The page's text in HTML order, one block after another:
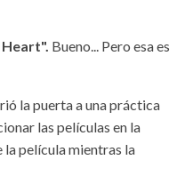
Bueno... Pero esa es
la puerta a una práctica
las películas en la
la película mientras la